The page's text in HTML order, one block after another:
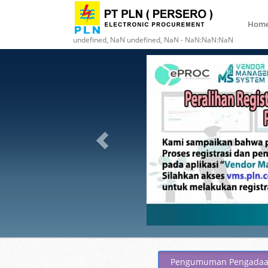
undefined, NaN undefined, NaN - NaN:NaN:NaN
Pengumuman